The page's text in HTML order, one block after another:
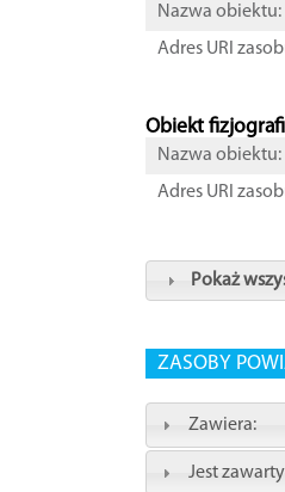
Nazwa obiektu:
Adres URI
Obiekt
Nazwa obiektu:
Adres URI
Pokaż
ZASOBY
Zawiera:
Jest